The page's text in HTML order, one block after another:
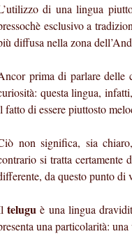
di una lingua
esclusivo a
diffusa nella zona
prima di parlare delle
questa lingua,
fatto di essere piuttosto
non significa, sia
si tratta certamente
da questo punto di
telugu è una lingua
una particolarità: